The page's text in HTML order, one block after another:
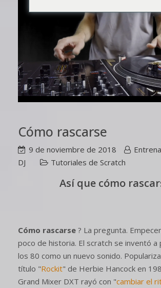
Cómo rascarse
9 de noviembre de 2018
DJ
Tutoriales de Scratch
Así que cómo
Cómo rascarse ? La pregunta.
poco de historia. El scratch se inventó a
los 80 como un nuevo sonido.
título "Rockit" de Herbie Hancock en
Grand Mixer DXT rayó con "cambiar el